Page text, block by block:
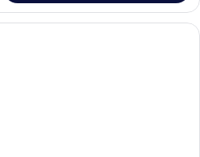
Een moderne slaapkamer met een